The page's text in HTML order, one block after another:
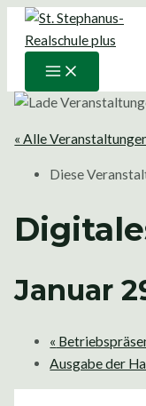
Zum
Inhalt
springen
Main
Menu
« Alle
Diese
Januar
«
Ausgabe der